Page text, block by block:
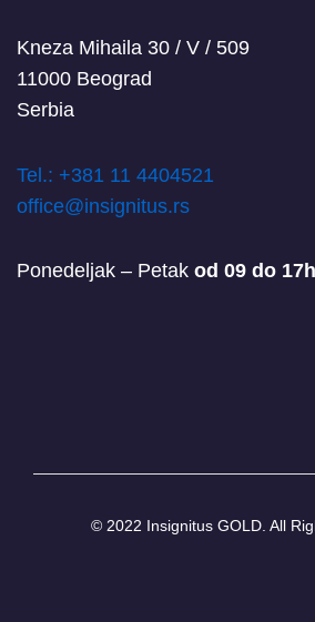
Kneza Mihaila 30 / V / 509
11000 Beograd
Serbia
Tel.: +381 11 4404521
office@insignitus.rs
Ponedeljak – Petak od 09 do 17h
© 2022 Insignitus GOLD. All